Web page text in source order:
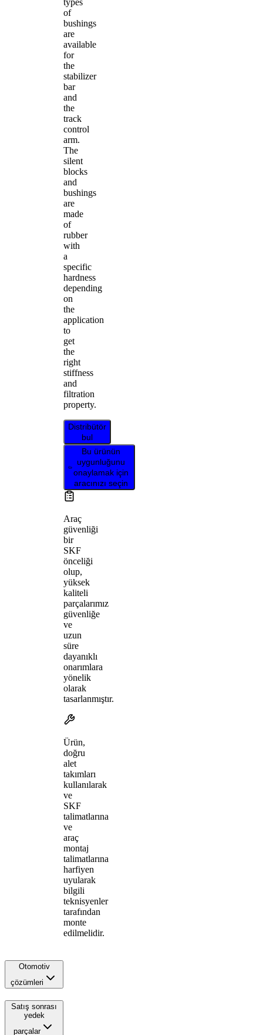
of
bushings
are
available
for
the
stabilizer
bar
and
the
track
control
arm.
The
silent
blocks
and
bushings
are
made
of
rubber
with
a
specific
hardness
depending
on
the
application
to
get
the
right
stiffness
and
filtration
property.
Distribütör
bul
Bu ürünün
uygunluğunu
onaylamak için
aracınızı seçin
Araç
güvenliği
bir
SKF
önceliği
olup,
yüksek
kaliteli
parçalarımız
güvenliğe
ve
uzun
süre
dayanıklı
onarımlara
yönelik
olarak
tasarlanmıştır.
Ürün,
doğru
alet
takımları
kullanılarak
ve
SKF
talimatlarına
ve
araç
montaj
talimatlarına
harfiyen
uyularak
bilgili
teknisyenler
tarafından
monte
edilmelidir.
Otomotiv
çözümleri
Satış sonrası
yedek
parçalar